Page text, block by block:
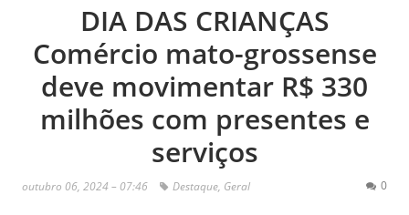
DIA DAS CRIANÇAS
Comércio mato-grossense
deve movimentar R$ 330
milhões com presentes e
serviços
outubro 06, 2024 – 07:46 Destaque, Geral 0